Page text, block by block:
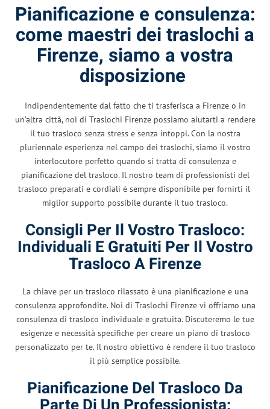
Pianificazione e consulenza:
come maestri dei traslochi a
Firenze, siamo a vostra
disposizione
Indipendentemente dal fatto che ti trasferisca a Firenze o in
un’altra città, noi di Traslochi Firenze possiamo aiutarti a rendere
il tuo trasloco senza stress e senza intoppi. Con la nostra
pluriennale esperienza nel campo dei traslochi, siamo il vostro
interlocutore perfetto quando si tratta di consulenza e
pianificazione del trasloco. Il nostro team di professionisti del
trasloco preparati e cordiali è sempre disponibile per fornirti il ​​
miglior supporto possibile durante il tuo trasloco.
Consigli Per Il Vostro Trasloco:
Individuali E Gratuiti Per Il Vostro
Trasloco A Firenze
La chiave per un trasloco rilassato è una pianificazione e una
consulenza approfondite. Noi di Traslochi Firenze vi offriamo una
consulenza di trasloco individuale e gratuita. Discuteremo le tue
esigenze e necessità specifiche per creare un piano di trasloco
personalizzato per te. Il nostro obiettivo è rendere il tuo trasloco
il più semplice possibile.
Pianificazione Del Trasloco Da